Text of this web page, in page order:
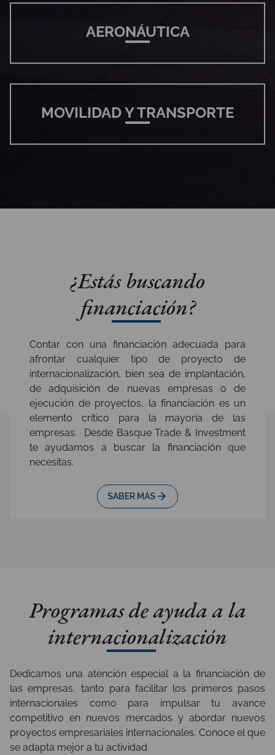
AERONÁUTICA
MOVILIDAD Y TRANSPORTE
¿Estás buscando
financiación?
Contar con una financiación adecuada para
afrontar cualquier tipo de proyecto de
internacionalización, bien sea de implantación,
de adquisición de nuevas empresas o de
ejecución de proyectos, la financiación es un
elemento crítico para la mayoría de las
empresas. Desde Basque Trade & Investment
te ayudamos a buscar la financiación que
necesitas.
SABER MÁS
Programas de ayuda a la
internacionalización
Dedicamos una atención especial a la financiación de
las empresas, tanto para facilitar los primeros pasos
internacionales como para impulsar tu avance
competitivo en nuevos mercados y abordar nuevos
proyectos empresariales internacionales. Conoce el que
se adapta mejor a tu actividad